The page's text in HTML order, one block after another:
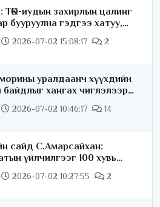
ТӨК-иудын захирлын цалинг
бууруулна гэдгээ хатуу,
2026-07-02 15:08:17 2
уралдаанч хүүхдийн
байдлыг хангах чиглэлээр
2026-07-02 10:46:17 14
сайд С.Амарсайхан:
үйлчилгээг 100 хувь
2026-07-02 10:27:55 2